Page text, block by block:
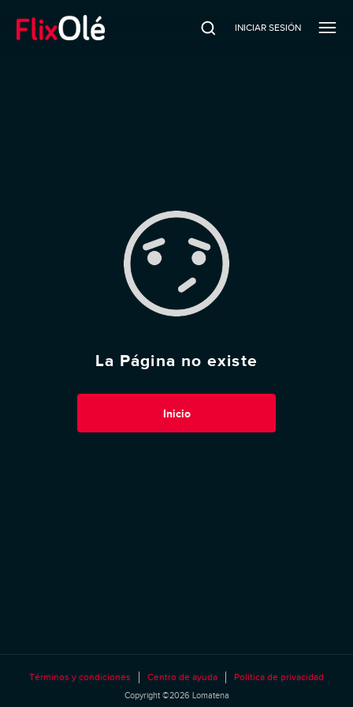
INICIAR SESIÓN
La Página no existe
Inicio
Términos y condiciones Centro de ayuda Política de privacidad
Copyright ©2026 Lomatena